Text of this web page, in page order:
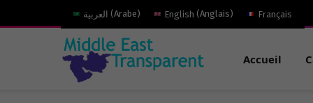
العربية (Arabe) English (Anglais) Français
Accueil